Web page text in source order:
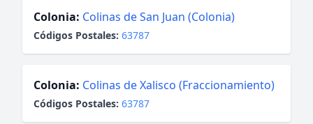
Colonia: Colinas de San Juan (Colonia)
Códigos Postales: 63787
Colonia: Colinas de Xalisco (Fraccionamiento)
Códigos Postales: 63787